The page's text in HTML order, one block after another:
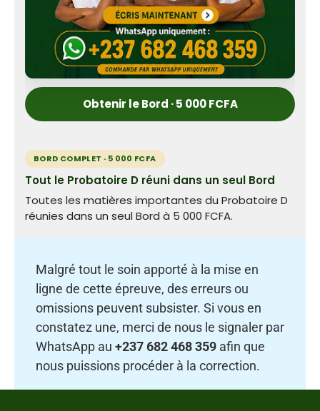
Obtenir le Bord · 5 000 FCFA
BORD COMPLET · 5 000 FCFA
Tout le Probatoire D réuni dans un seul Bord
Toutes les matières importantes du Probatoire D
réunies dans un seul Bord à 5 000 FCFA.
Malgré tout le soin apporté à la mise en
ligne de cette épreuve, des erreurs ou
omissions peuvent subsister. Si vous en
constatez une, merci de nous le signaler par
WhatsApp au +237 682 468 359 afin que
nous puissions procéder à la correction.